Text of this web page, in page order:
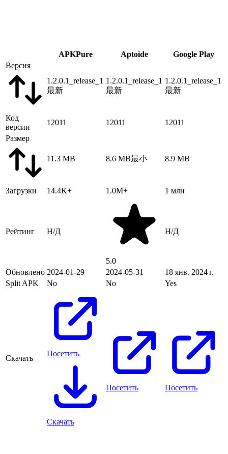
APKPure Aptoide
Google Play
Версия
1.2.0.1_release_1
最新
1.2.0.1_release_1
最新
1.2.0.1_release_1
最新
Код
версии
12011 12011
12011
Размер
11.3 MB 8.6 MB最小 8.9 MB
Загрузки 14.4K+ 1.0M+ 1 млн
Рейтинг Н/Д
5.0
Н/Д
Обновлено 2024-01-29 2024-05-31
18 янв. 2024 г.
Split APK
No No Yes
Скачать
Посетить
Скачать
Посетить Посетить